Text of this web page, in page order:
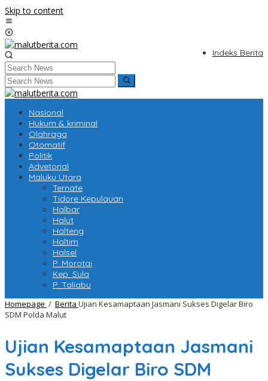
Skip to content
Indeks Berita
Nasional
Hukum & kriminal
Olahraga
Otomatif
Politik
Advetorial
Maluku Utara
Ternate
Tidore Kepulauan
Halbar
Halut
Halteng
Haltim
Halsel
P. Morotai
Kep. Sula
P. Taliabu
Homepage / Berita Ujian Kesamaptaan Jasmani Sukses Digelar Biro
SDM Polda Malut
Ujian Kesamaptaan Jasmani
Sukses Digelar Biro SDM